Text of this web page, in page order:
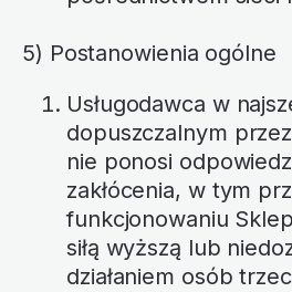
5) Postanowienia ogólne
Usługodawca w
dopuszczalnym
nie ponosi
zakłócenia, w tym
funkcjonowaniu
siłą wyższą lub
działaniem osób